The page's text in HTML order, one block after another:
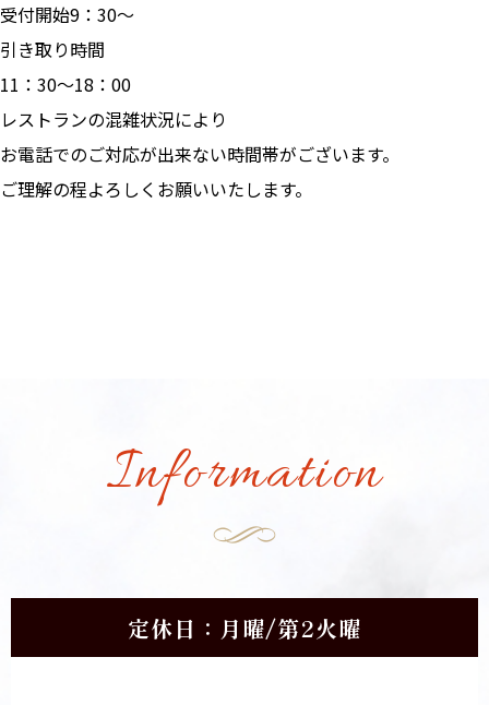
受付開始9：30～
引き取り時間
11：30～18：00
レストランの混雑状況により
お電話でのご対応が出来ない時間帯がございます。
ご理解の程よろしくお願いいたします。
Information
定休日：月曜/第2火曜